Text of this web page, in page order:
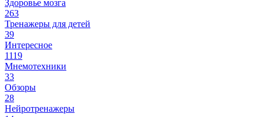
Здоровье мозга
263
Тренажеры для детей
39
Интересное
1119
Мнемотехники
33
Обзоры
28
Нейротренажеры